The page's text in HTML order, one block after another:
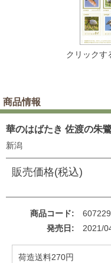
クリックす
商品情報
華のはばたき 佐渡の朱
新潟
販売価格(税込)
商品コード
607229
発売日
2021/
荷造送料270円